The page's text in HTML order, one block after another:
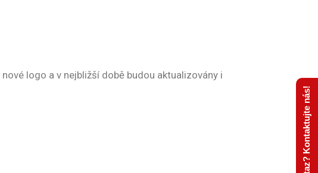
logo a v nejbližší době budou aktualizovány i
Máte dotaz? Kontaktujte nás!